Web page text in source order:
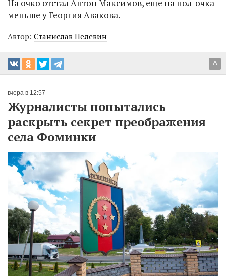
На очко отстал Антон Максимов, еще на пол-очка
меньше у Георгия Авакова.
Автор: Станислав Пелевин
^
вчера в 12:57
Журналисты попытались
раскрыть секрет преображения
села Фоминки